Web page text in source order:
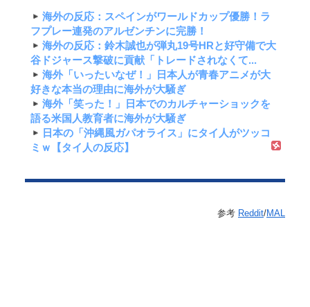
海外の反応：スペインがワールドカップ優勝！ラ
フプレー連発のアルゼンチンに完勝！
海外の反応：鈴木誠也が弾丸19号HRと好守備で大
谷ドジャース撃破に貢献「トレードされなくて...
海外「いったいなぜ！」日本人が青春アニメが大
好きな本当の理由に海外が大騒ぎ
海外「笑った！」日本でのカルチャーショックを
語る米国人教育者に海外が大騒ぎ
日本の「沖縄風ガパオライス」にタイ人がツッコ
ミｗ【タイ人の反応】
参考 Reddit/MAL